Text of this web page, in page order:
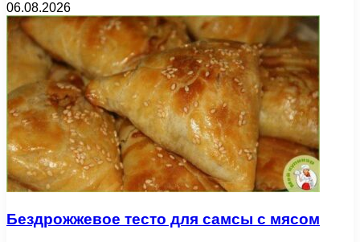
06.08.2026
Бездрожжевое тесто для самсы с мясом